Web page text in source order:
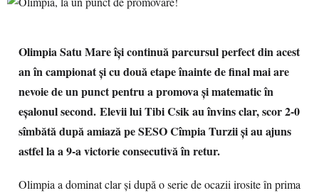
Olimpia Satu Mare își continuă parcursul perfect din acest
an în campionat și cu două etape înainte de final mai are
nevoie de un punct pentru a promova și matematic în
eșalonul second. Elevii lui Tibi Csik au învins clar, scor 2-0
sîmbătă după amiază pe SESO Cîmpia Turzii și au ajuns
astfel la a 9-a victorie consecutivă în retur.
Olimpia a dominat clar și după o serie de ocazii irosite în prima